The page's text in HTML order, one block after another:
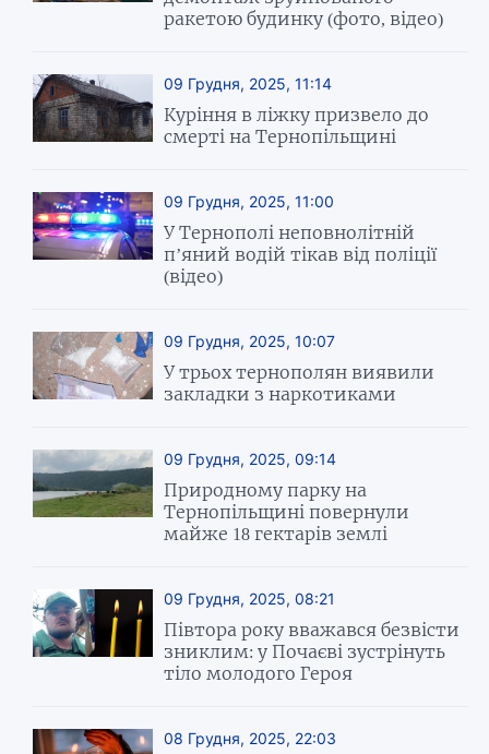
ракетою будинку (фото, відео)
09 Грудня, 2025, 11:14
Куріння в ліжку призвело до
смерті на Тернопільщині
09 Грудня, 2025, 11:00
У Тернополі неповнолітній
п’яний водій тікав від поліції
(відео)
09 Грудня, 2025, 10:07
У трьох тернополян виявили
закладки з наркотиками
09 Грудня, 2025, 09:14
Природному парку на
Тернопільщині повернули
майже 18 гектарів землі
09 Грудня, 2025, 08:21
Півтора року вважався безвісти
зниклим: у Почаєві зустрінуть
тіло молодого Героя
08 Грудня, 2025, 22:03